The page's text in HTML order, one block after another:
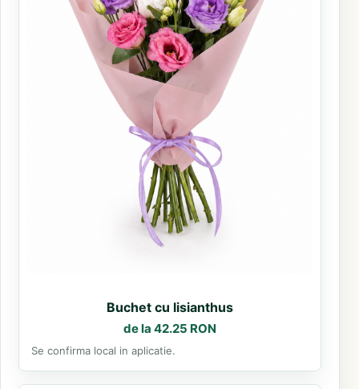
Buchet cu lisianthus
de la 42.25 RON
Se confirma local in aplicatie.